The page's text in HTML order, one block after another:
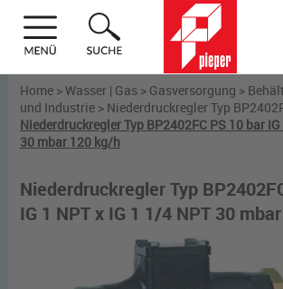
Home >Wasser | Gas > Gasversorgung >
und Industrie > Niederdruckregler Typ
Niederdruckregler Typ BP2402FC PS 10 bar
30 mbar 120 kg/h
Niederdruckregler Typ
IG 1 NPT x IG 1 1/4 NPT 30